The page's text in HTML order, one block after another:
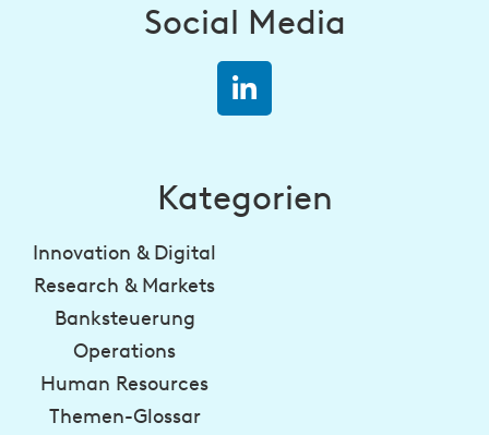
Social Media
Kategorien
Innovation & Digital
Research & Markets
Banksteuerung
Operations
Human Resources
Themen-Glossar